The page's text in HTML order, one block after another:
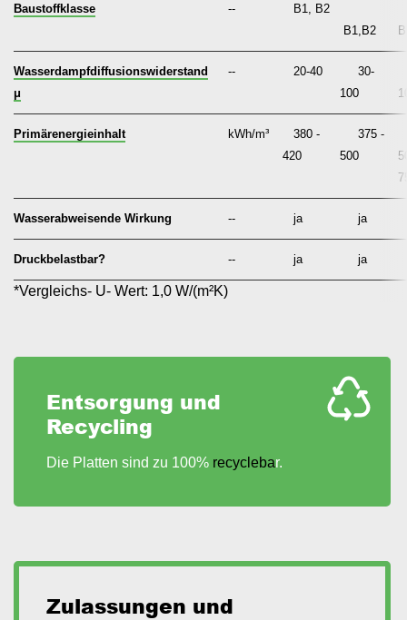
Baustoffklasse --
B1, B2
B1,B2
Wasserdampfdiffusionswiderstand
μ
-- 20-40
30-
100
Primärenergieinhalt kWh/m³
380 -
420
375 -
500
Wasserabweisende Wirkung -- ja ja
Druckbelastbar? -- ja ja
*Vergleichs- U- Wert: 1,0 W/(m²K)
Entsorgung und
Recycling
Die Platten sind zu 100% recyclebar.
Zulassungen und